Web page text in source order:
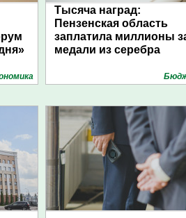
Тысяча наград:
Пензенская область
заплатила миллионы
медали из серебра